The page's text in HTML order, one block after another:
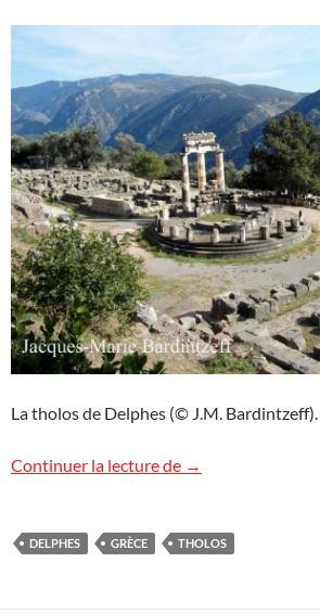
La tholos de Delphes (© J.M. Bardintzeff).
Continuer la lecture de La tholos à Delphes
→
DELPHES GRÈCE THOLOS